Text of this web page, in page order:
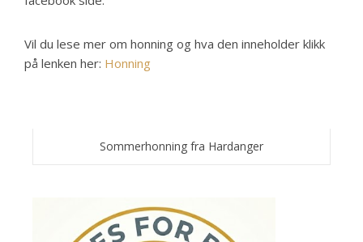
Vil du lese mer om honning og hva den inneholder klikk
på lenken her: Honning
Sommerhonning fra Hardanger